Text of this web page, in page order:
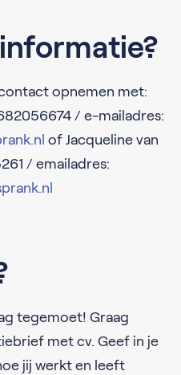
opnemen met:
/ e-mailadres:
of Jacqueline van
/ emailadres:
tegemoet! Graag
met cv. Geef in je
jij werkt en leeft